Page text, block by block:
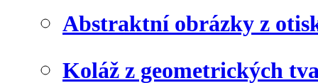
Abstraktní obrázky z
Koláž z geometrických